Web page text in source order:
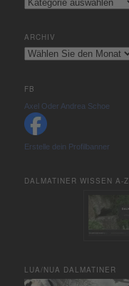
ARCHIV
Archiv
FB
Axel Oder Andrea Schoe
Erstelle dein Profilbanner
DALMATINER WISSEN A-Z
LUA/NUA DALMATINER